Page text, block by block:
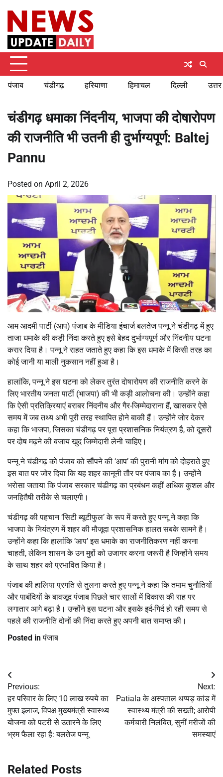
content
पंजाब चंडीगढ़ हरियाणा हिमाचल दिल्ली
चंडीगढ़ धमाका निंदनीय, भाजपा की दोषारोपण
की राजनीति भी उतनी ही दुर्भाग्यपूर्ण: Baltej
Pannu
Posted on April 2, 2026
आम आदमी पार्टी (आप) पंजाब के मीडिया इंचार्ज बलतेज पन्नू ने चंडीगढ़ में हुए
ताजा धमाके की कड़ी निंदा करते हुए इसे बेहद दुर्भाग्यपूर्ण और निंदनीय घटना
करार दिया है। पन्नू ने राहत जताते हुए कहा कि इस धमाके में किसी तरह का
कोई जानी या माली नुकसान नहीं हुआ है।
हालांकि, पन्नू ने इस घटना को लेकर तुरंत दोषारोपण की राजनीति करने के
लिए भारतीय जनता पार्टी (भाजपा) की भी कड़ी आलोचना की। उन्होंने कहा
कि ऐसी प्रतिक्रियाएं बराबर निंदनीय और गैर-जिम्मेदाराना हैं, खासकर ऐसे
समय में जब तथ्य अभी पूरी तरह स्थापित होने बाकी हैं। उन्होंने जोर देकर
कहा कि भाजपा, जिसका चंडीगढ़ पर पूरा प्रशासनिक नियंत्रण है, को दूसरों
पर दोष मढ़ने की बजाय खुद जिम्मेदारी लेनी चाहिए।
पन्नू ने चंडीगढ़ को पंजाब को सौंपने की ‘आप’ की पुरानी मांग को दोहराते हुए
इस बात पर जोर दिया कि यह शहर कानूनी तौर पर पंजाब का है। उन्होंने
भरोसा जताया कि पंजाब सरकार चंडीगढ़ का प्रबंधन कहीं अधिक कुशल और
जनहितैषी तरीके से चलाएगी।
चंडीगढ़ की पहचान ‘सिटी ब्यूटीफुल’ के रूप में करते हुए पन्नू ने कहा कि
भाजपा के नियंत्रण में शहर की मौजूदा प्रशासनिक हालत सबके सामने है।
उन्होंने कहा कि हालांकि ‘आप’ इस धमाके का राजनीतिकरण नहीं करना
चाहती, लेकिन शासन के उन मुद्दों को उजागर करना जरूरी है जिन्होंने समय
के साथ शहर को प्रभावित किया है।
पंजाब की हालिया प्रगति से तुलना करते हुए पन्नू ने कहा कि तमाम चुनौतियों
और पाबंदियों के बावजूद पंजाब पिछले चार सालों में विकास की राह पर
लगातार आगे बढ़ा है। उन्होंने इस घटना और इसके इर्द-गिर्द हो रही समय से
पहले की राजनीति दोनों की निंदा करते हुए अपनी बात समाप्त की।
Posted inपंजाब
Post
navigation
Previous:
हर परिवार के लिए 10 लाख रुपये का
मुफ्त इलाज, विपक्ष मुख्यमंत्री स्वास्थ्य
योजना को पटरी से उतारने के लिए
भ्रम फैला रहा है: बलतेज पन्नू
Next:
Patiala के अस्पताल थप्पड़ कांड में
स्वास्थ्य मंत्री की सख्ती; आरोपी
कर्मचारी निलंबित, सुनीं मरीजों की
समस्याएं
Related Posts